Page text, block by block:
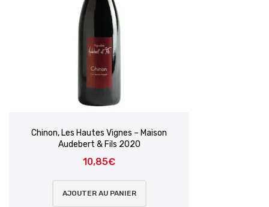
Chinon, Les Hautes Vignes – Maison
Audebert & Fils 2020
10,85€
AJOUTER AU PANIER